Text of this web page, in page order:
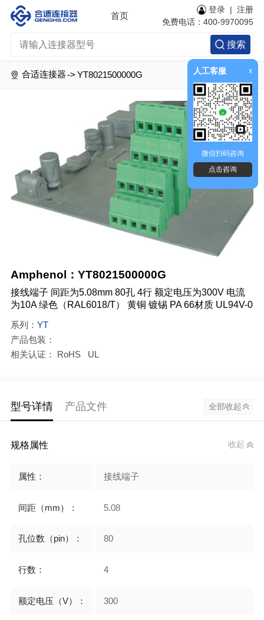
人工客服 x
微信扫码咨询
点击咨询
首页
搜索
登录 |注册
免费电话：400-9970095
合适连接器 -> YT8021500000G
Amphenol：YT8021500000G
接线端子 间距为5.08mm 80孔 4行 额定电压为300V 电流
为10A 绿色（RAL6018/T） 黄铜 镀锡 PA 66材质 UL94V-0
系列： YT
产品包装：
相关认证： RoHS UL
型号详情 产品文件 全部收起
规格属性 收起
属性： 接线端子
间距（mm）： 5.08
孔位数（pin）： 80
行数： 4
额定电压（V）： 300